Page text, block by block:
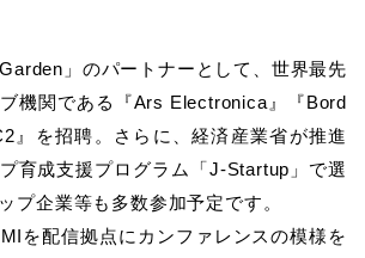
」のパートナーとして、世界最先
機関である『Ars Electronica』『Bord
』を招聘。さらに、経済産業省が推進
育成支援プログラム「J-Startup」で選
プ企業等も多数参加予定です。
を配信拠点にカンファレンスの模様を